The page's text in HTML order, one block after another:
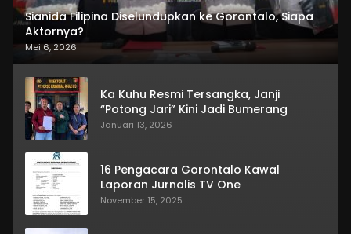
Sianida Filipina Diselundupkan ke Gorontalo, Siapa
Aktornya?
Mei 6, 2026
Ka Kuhu Resmi Tersangka, Janji
“Potong Jari” Kini Jadi Bumerang
Januari 13, 2026
16 Pengacara Gorontalo Kawal
Laporan Jurnalis TV One
November 15, 2025